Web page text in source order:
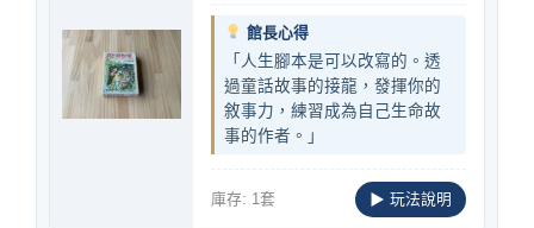
館長心得
「人生腳本是可以改寫的。透
過童話故事的接龍，發揮你的
敘事力，練習成為自己生命故
事的作者。」
庫存: 1套 ▶ 玩法說明